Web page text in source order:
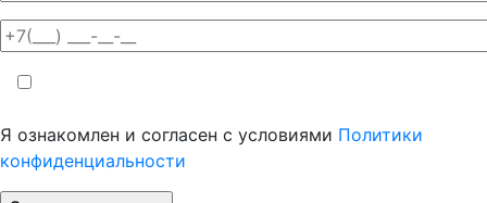
Я ознакомлен и согласен с условиями Политики
конфиденциальности